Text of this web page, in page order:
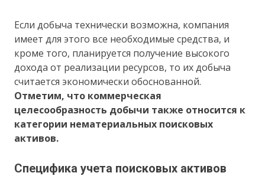
Если добыча технически возможна, компания
имеет для этого все необходимые средства, и
кроме того, планируется получение высокого
дохода от реализации ресурсов, то их добыча
считается экономически обоснованной.
Отметим, что коммерческая
целесообразность добычи также относится к
категории нематериальных поисковых
активов.
Специфика учета поисковых активов